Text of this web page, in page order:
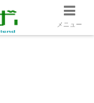
れない│コラムメニュー